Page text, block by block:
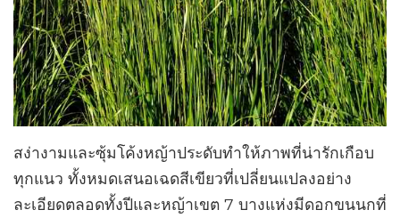
สง่างามและซุ้มโค้งหญ้าประดับทำให้ภาพที่น่ารักเกือบ
ทุกแนว ทั้งหมดเสนอเฉดสีเขียวที่เปลี่ยนแปลงอย่าง
ละเอียดตลอดทั้งปีและหญ้าเขต 7 บางแห่งมีดอกขนนกที่